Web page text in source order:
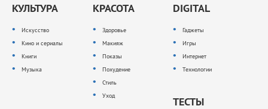
КУЛЬТУРА
Искусство
Кино и сериалы
Книги
Музыка
КРАСОТА
Здоровье
Макияж
Показы
Похудение
Стиль
Уход
DIGITAL
Гаджеты
Игры
Интернет
Технологии
ТЕСТЫ